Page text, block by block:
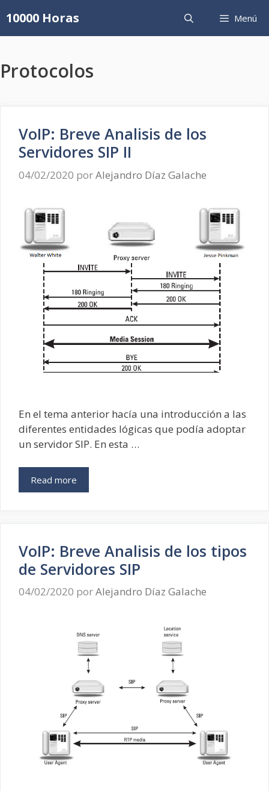
al
contenido
10000 Horas Menú
Protocolos
VoIP: Breve Analisis de los
Servidores SIP II
04/02/2020 porAlejandro Díaz Galache
En el tema anterior hacía una introducción a las
diferentes entidades lógicas que podía adoptar
un servidor SIP. En esta …
Read more
VoIP: Breve Analisis de los tipos
de Servidores SIP
04/02/2020 porAlejandro Díaz Galache